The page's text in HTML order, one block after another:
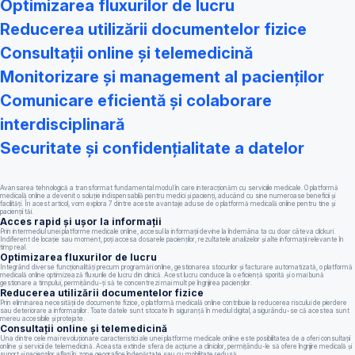
Optimizarea fluxurilor de lucru
Reducerea utilizării documentelor fizice
Consultații online și telemedicină
Monitorizare și management al pacienților
Comunicare eficientă și colaborare
interdisciplinară
Securitate și confidențialitate a datelor
Avansarea tehnologică a transformat fundamental modul în care interacționăm cu serviciile medicale. O platformă
medicală online a devenit o soluție indispensabilă pentru medici și pacienți, aducând cu sine numeroase beneficii și
facilități. În acest articol, vom explora 7 dintre aceste avantaje aduse de o platformă medicală online pentru tine și
pacienții tăi.
Acces rapid și ușor la informații
Prin intermediul unei platforme medicale online, accesul la informații devine la îndemâna ta cu doar câteva clickuri.
Indiferent de locație sau moment, poți accesa dosarele pacienților, rezultatele analizelor și alte informații relevante în
timp real.
Optimizarea fluxurilor de lucru
Integrând diverse funcționalități precum programări online, gestionarea stocurilor și facturare automatizată, o platformă
medicală online optimizează fluxurile de lucru din clinică. Acest lucru conduce la o eficiență sporită și o mai bună
gestionare a timpului, permițându-ți să te concentrezi mai mult pe îngrijirea pacienților.
Reducerea utilizării documentelor fizice
Prin eliminarea necesității de documente fizice, o platformă medicală online contribuie la reducerea riscului de pierdere
sau deteriorare a informațiilor. Toate datele sunt stocate în siguranță în mediul digital, asigurându-se că acestea sunt
mereu accesibile și protejate.
Consultații online și telemedicină
Una dintre cele mai revoluționare caracteristici ale unei platforme medicale online este posibilitatea de a oferi consultații
online și servicii de telemedicină. Aceasta extinde sfera de acțiune a clinicilor, permițându-le să ofere îngrijire medicală și